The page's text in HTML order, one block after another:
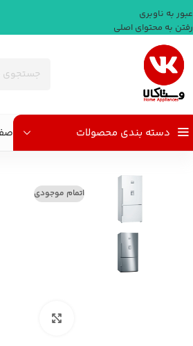
عبور به ناوبری
رفتن به محتوای اصلی
دسته بندی محصولات
اتمام موجودی